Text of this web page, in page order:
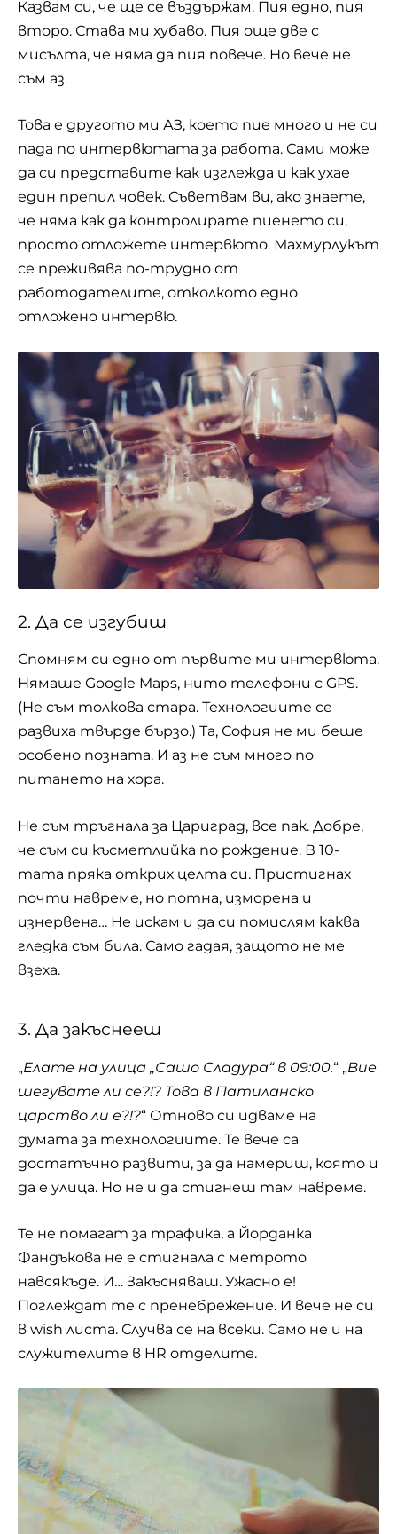
Казвам си, че ще се въздържам. Пия едно, пия
второ. Става ми хубаво. Пия още две с
мисълта, че няма да пия повече. Но вече не
съм аз.
Това е другото ми АЗ, което пие много и не си
пада по интервютата за работа. Сами може
да си представите как изглежда и как ухае
един препил човек. Съветвам ви, ако знаете,
че няма как да контролирате пиенето си,
просто отложете интервюто. Махмурлукът
се преживява по-трудно от
работодателите, отколкото едно
отложено интервю.
2. Да се изгубиш
Спомням си едно от първите ми интервюта.
Нямаше Google Maps, нито телефони с GPS.
(Не съм толкова стара. Технологиите се
развиха твърде бързо.) Та, София не ми беше
особено позната. И аз не съм много по
питането на хора.
Не съм тръгнала за Цариград, все пак. Добре,
че съм си късметлийка по рождение. В 10-
тата пряка открих целта си. Пристигнах
почти навреме, но потна, изморена и
изнервена… Не искам и да си помислям каква
гледка съм била. Само гадая, защото не ме
взеха.
3. Да закъснееш
„Елате на улица „Сашо Сладура“ в 09:00.“ „Вие
шегувате ли се?!? Това в Патиланско
царство ли е?!?“ Отново си идваме на
думата за технологиите. Те вече са
достатъчно развити, за да намериш, която и
да е улица. Но не и да стигнеш там навреме.
Те не помагат за трафика, а Йорданка
Фандъкова не е стигнала с метрото
навсякъде. И… Закъсняваш. Ужасно е!
Поглеждат те с пренебрежение. И вече не си
в wish листа. Случва се на всеки. Само не и на
служителите в HR отделите.